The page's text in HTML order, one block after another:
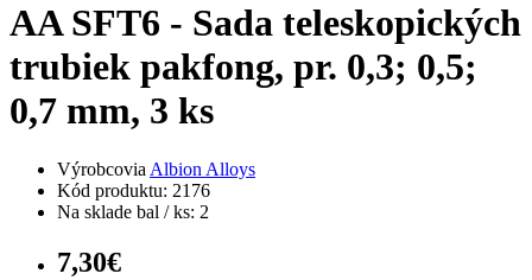
AA SFT6 - Sada teleskopických
trubiek pakfong, pr. 0,3; 0,5;
0,7 mm, 3 ks
Výrobcovia Albion Alloys
Kód produktu: 2176
Na sklade bal / ks: 2
7,30€